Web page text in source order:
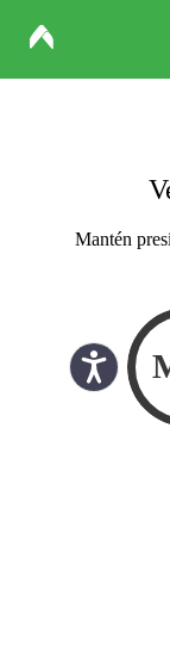
Mantén